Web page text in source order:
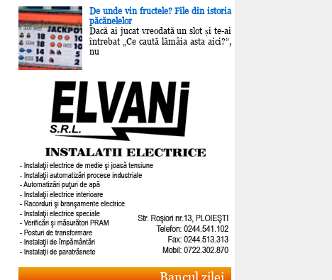
De unde vin fructele? File din istoria
păcănelelor
Dacă ai jucat vreodată un slot și te-ai
întrebat „Ce caută lămâia asta aici?”,
nu
Bancul zilei